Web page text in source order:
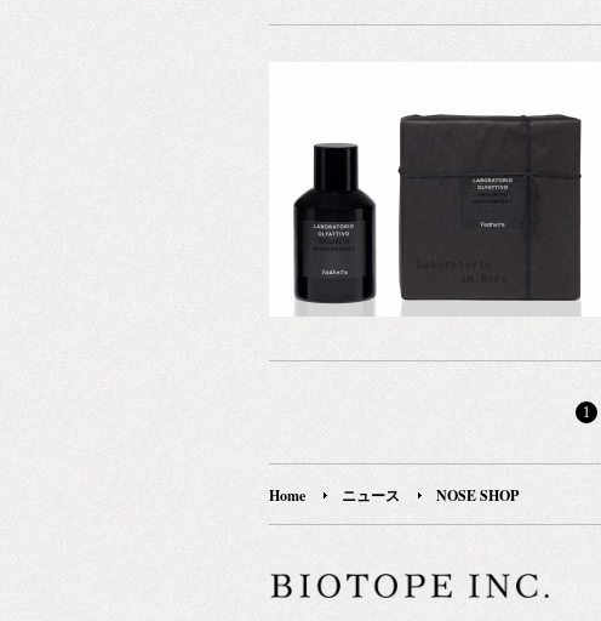
ます。 NOSE SHOP（ノーズショップ）から発信す
る新たなフレグランスメゾンとして、かねより上陸
ランジェ）」の独占先行発売を2018年5月20日
ランジェ（オレンジ自由国）」は野心的でセンセー
ショナルな香りのジュース。 それは独創的なアイデ
ィア、比喩や皮肉で遊び、情熱的で豊かで、解放さ
れた香水。 自由によって創造され、自由を愛し、自
由に愛される、ある種別次元の知性を感じさせる全
く新しい香水です。 「エタ リーブル ド オランジェ
(オレンジ自由国)」は、マーケティングと金融の発
概念からの独立宣言として、フランスの調香師エチ
ジ自由国とは、1854年にイギリスの統治から独立し
50年続いた実在の国家共和国の名前でもあります。
その新天地における、人々と文化の融合、衝突、破
それらは、まさにブランドのエチエンヌが香水を通
1
Home ニュース NOSE SHOP